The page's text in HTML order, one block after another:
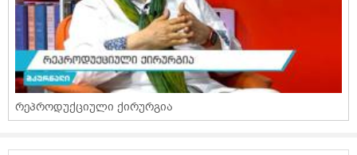
რეპროდუქციული ქირურგია